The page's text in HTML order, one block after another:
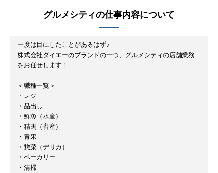
グルメシティの仕事内容について
一度は目にしたことがあるはず♪
株式会社ダイエーのブランドの一つ、グルメシティの店舗業務
をお任せします！
＜職種一覧＞
・レジ
・品出し
・鮮魚（水産）
・精肉（畜産）
・青果
・惣菜（デリカ）
・ベーカリー
・清掃